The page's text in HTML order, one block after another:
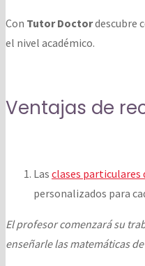
Con Tutor Doctordescubre
el nivel académico.
Ventajas de
Las clases particulares
personalizados para
El profesor comenzará su
enseñarle las matemáticas